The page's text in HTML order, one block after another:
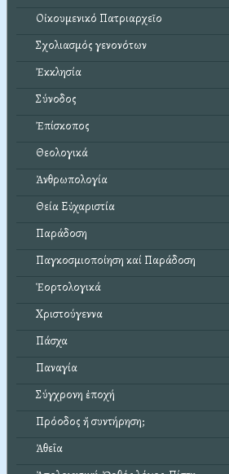
Οἰκουμενικό Πατριαρχεῖο
Σχολιασμός γενονότων
Ἐκκλησία
Σύνοδος
Ἐπίσκοπος
Θεολογικά
Ἀνθρωπολογία
Θεία Εὐχαριστία
Παράδοση
Παγκοσμιοποίηση καί Παράδοση
Ἑορτολογικά
Χριστούγεννα
Πάσχα
Παναγία
Σύγχρονη ἐποχή
Πρόοδος ἤ συντήρηση;
Ἀθεΐα